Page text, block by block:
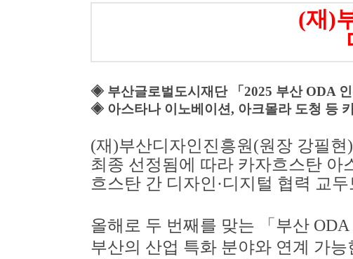
(재)
◈ 부산글로벌도시재단 「 2025 부산 ODA
◈ 아스타나 이노베이션, 아크몰라 도청 등
(재)부산디자인진흥원 (원장 강필현)
최종 선정됨에 따라 카자흐스탄 아
흐스탄 간 디자인·디지털 협력 교
올해로 두 번째를 맞는 「 부산 ODA
부산의 산업 특화 분야와 연계 가